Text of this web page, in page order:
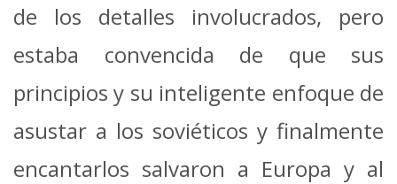
de los detalles involucrados, pero
estaba convencida de que sus
principios y su inteligente enfoque de
asustar a los soviéticos y finalmente
encantarlos salvaron a Europa y al